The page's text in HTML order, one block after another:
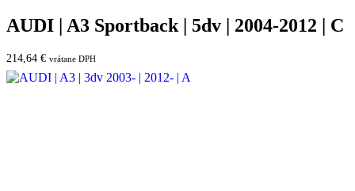
AUDI | A3 Sportback | 5dv | 2004-2012 | C
214,64 € vrátane DPH